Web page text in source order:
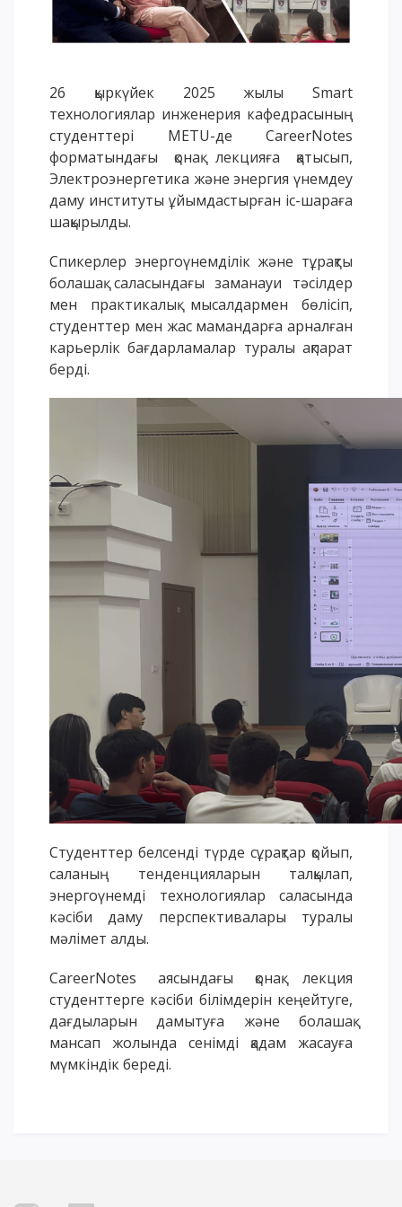
Үндеу сөздері
Кампусқа саяхат
METU Courses
БІЛІМ БЕРУ БАҒДАРЛАМАЛАРЫ
Бакалавриат
Магистратура
Екінші жоғары білім
Қашықтықтан оқыту технологиялары
ОҚУ АҚЫСЫН ТӨЛЕУ
26 қыркүйек 2025 жылы Smart
технологиялар инженерия кафедрасының
студенттері METU-де CareerNotes
форматындағы қонақ лекцияға қатысып,
Электроэнергетика және энергия үнемдеу
даму институты ұйымдастырған іс-шараға
шақырылды.
Спикерлер энергоүнемділік және тұрақты
болашақ саласындағы заманауи тәсілдер
мен практикалық мысалдармен бөлісіп,
студенттер мен жас мамандарға арналған
карьерлік бағдарламалар туралы ақпарат
берді.
Студенттер белсенді түрде сұрақтар қойып,
саланың тенденцияларын талқылап,
энергоүнемді технологиялар саласында
кәсіби даму перспективалары туралы
мәлімет алды.
CareerNotes аясындағы қонақ лекция
студенттерге кәсіби білімдерін кеңейтуге,
дағдыларын дамытуға және болашақ
мансап жолында сенімді қадам жасауға
мүмкіндік береді.